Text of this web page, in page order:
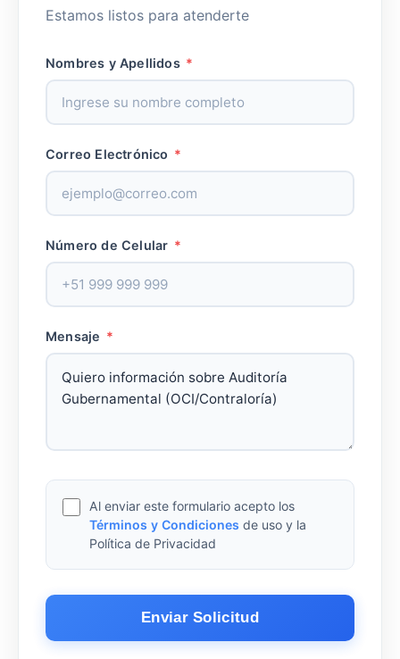
Estamos listos para atenderte
Nombres y Apellidos *
Correo Electrónico *
Número de Celular *
Mensaje *
Al enviar este formulario acepto los
Términos y Condiciones de uso y la
Política de Privacidad
Enviar Solicitud